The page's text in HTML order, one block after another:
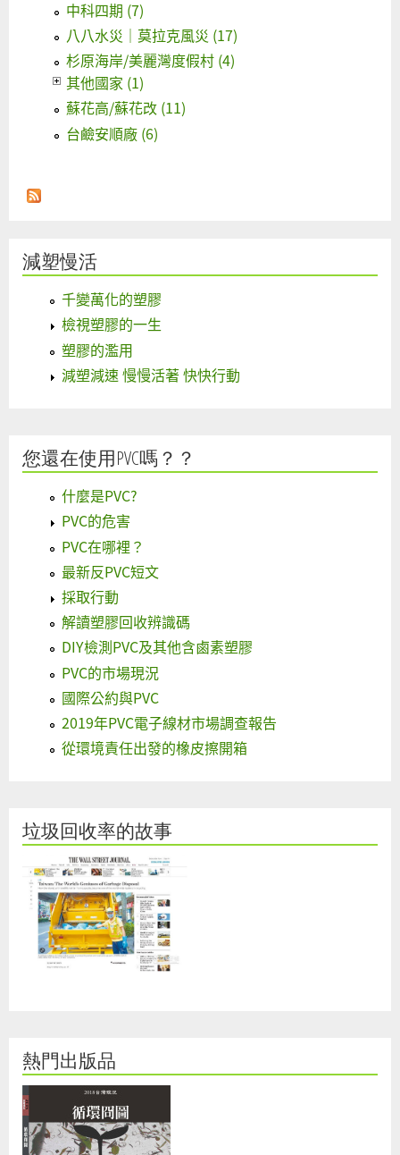
中科四期 (7)
八八水災｜莫拉克風災 (17)
杉原海岸/美麗灣度假村 (4)
其他國家 (1)
蘇花高/蘇花改 (11)
台鹼安順廠 (6)
減塑慢活
千變萬化的塑膠
檢視塑膠的一生
塑膠的濫用
減塑減速 慢慢活著 快快行動
您還在使用PVC嗎？？
什麼是PVC?
PVC的危害
PVC在哪裡？
最新反PVC短文
採取行動
解讀塑膠回收辨識碼
DIY檢測PVC及其他含鹵素塑膠
PVC的市場現況
國際公約與PVC
2019年PVC電子線材市場調查報告
從環境責任出發的橡皮擦開箱
垃圾回收率的故事
熱門出版品